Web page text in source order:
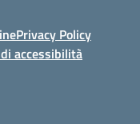
Privacy Policy
accessibilità